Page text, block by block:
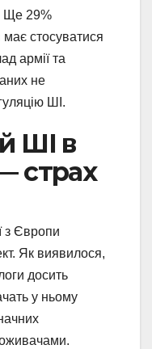
Ще 29%
стосуватися
армії та
не
ШІ.
ШІ в
страх
з Європи
Як виявилося,
досить
у ньому